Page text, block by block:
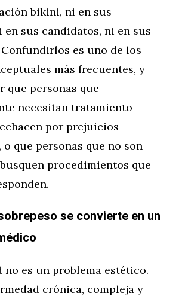
bikini, ni en sus
en sus candidatos, ni en sus
es uno de los
más frecuentes, y
que personas que
necesitan tratamiento
por prejuicios
que personas que no son
procedimientos que
se convierte en un
no es un problema estético.
crónica, compleja y